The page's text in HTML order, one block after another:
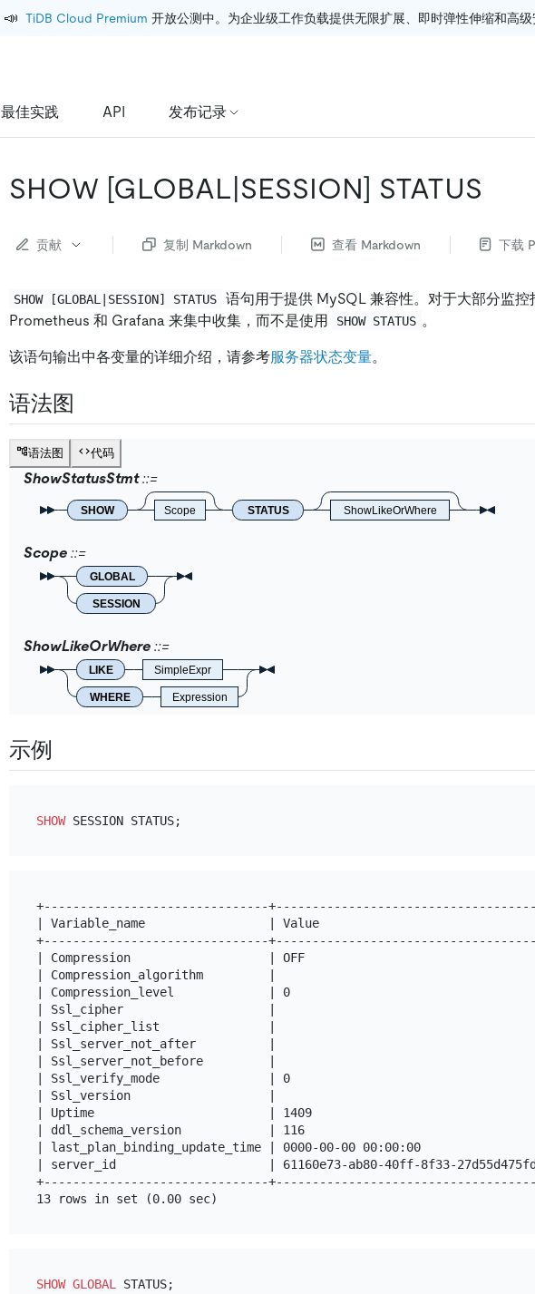
📣 TiDB Cloud Premium 开放公测中。为企业级工作负载提供无限扩展、即时弹性伸缩和高级
最佳实践 API 发布记录
SHOW [GLOBAL|SESSION] STATUS
贡献 复制 Markdown 查看 Markdown 下载
SHOW [GLOBAL|SESSION] STATUS
语句用于提供 MySQL 兼容性。对于大部分监控
Prometheus 和 Grafana 来集中收集，而不是使用
SHOW STATUS 。
该语句输出中各变量的详细介绍，请参考服务器状态变量。
语法图
语法图 代码
ShowStatusStmt
SHOW Scope STATUS ShowLikeOrWhere
Scope
GLOBAL
SESSION
ShowLikeOrWhere
LIKE SimpleExpr
WHERE Expression
示例
SHOW
+-------------------------------
| Variable_name                 | Value
+-------------------------------
| Compression                   | OFF
| Compression_algorithm         |
| Compression_level             | 0
| Ssl_cipher                    |
| Ssl_cipher_list               |
| Ssl_server_not_after          |
| Ssl_server_not_before         |
| Ssl_verify_mode               | 0
| Ssl_version                   |
| Uptime                        | 1409
| ddl_schema_version            | 116
| last_plan_binding_update_time | 0000-00-00 00:00:00
| server_id                     | 61160e73-ab80-40ff-8f33-
+-------------------------------
SHOW GLOBAL